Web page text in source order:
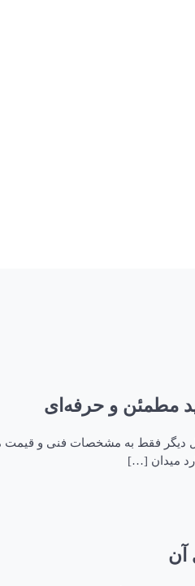
مطمئن و حرفه‌ای
دیگر فقط به مشخصات فنی و
میدان […]
آن